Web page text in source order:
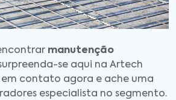
manutenção
se aqui na Artech
em contato agora e ache uma
especialista no segmento.